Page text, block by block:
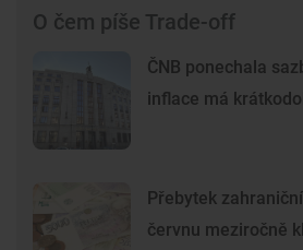
O čem píše Trade-off
ČNB ponechala
inflace má
Přebytek
červnu meziročně